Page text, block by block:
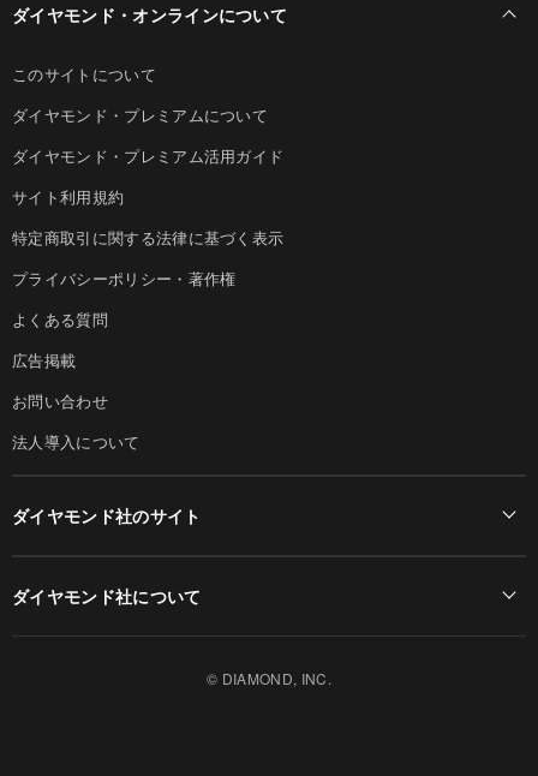
ダイヤモンド・オンラインについて
このサイトについて
ダイヤモンド・プレミアムについて
ダイヤモンド・プレミアム活用ガイド
サイト利用規約
特定商取引に関する法律に基づく表示
プライバシーポリシー・著作権
よくある質問
広告掲載
お問い合わせ
法人導入について
ダイヤモンド社のサイト
ダイヤモンド社について
© DIAMOND, INC.